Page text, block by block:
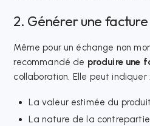
2. Générer une facture
Même pour un échange non
recommandé de produire une
collaboration. Elle peut indiquer :
La valeur estimée du produit
La nature de la